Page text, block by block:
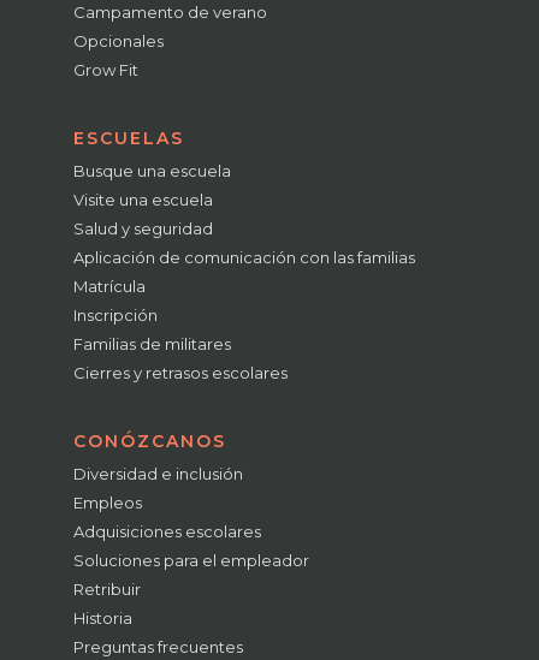
Campamento de verano
Opcionales
Grow Fit
ESCUELAS
Busque una escuela
Visite una escuela
Salud y seguridad
Aplicación de comunicación con las familias
Matrícula
Inscripción
Familias de militares
Cierres y retrasos escolares
CONÓZCANOS
Diversidad e inclusión
Empleos
Adquisiciones escolares
Soluciones para el empleador
Retribuir
Historia
Preguntas frecuentes